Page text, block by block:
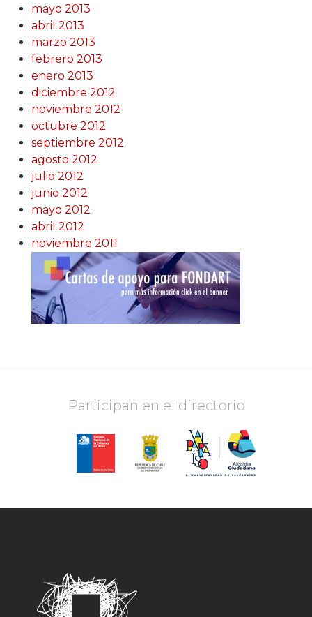
mayo 2013
abril 2013
marzo 2013
febrero 2013
enero 2013
diciembre 2012
noviembre 2012
octubre 2012
septiembre 2012
agosto 2012
julio 2012
junio 2012
mayo 2012
abril 2012
noviembre 2011
Participan en el directorio